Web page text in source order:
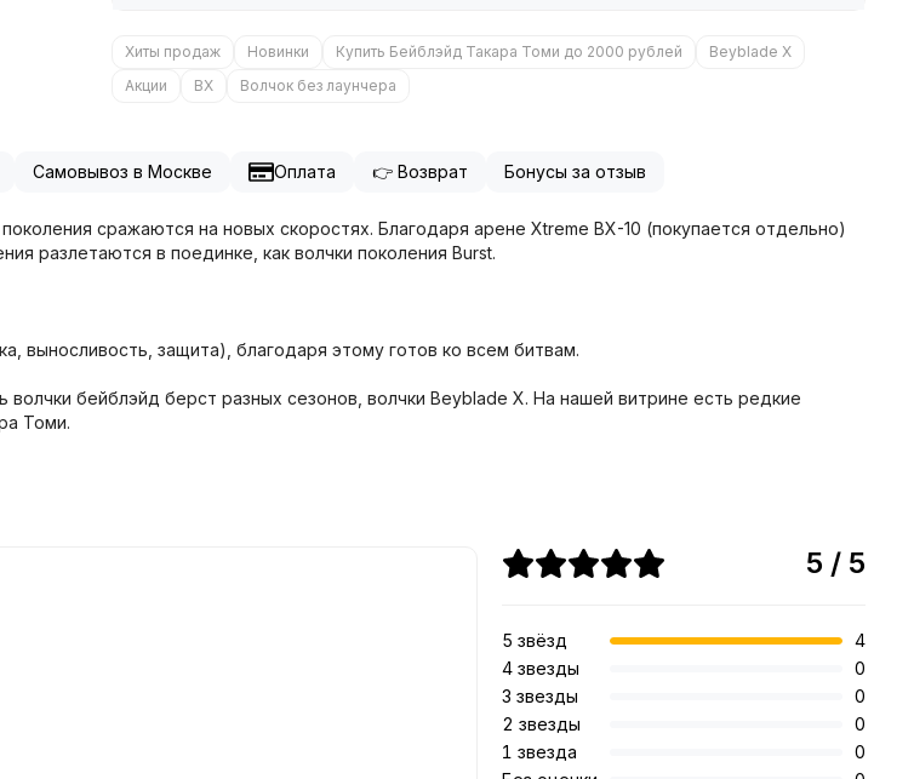
Хиты продаж Новинки Купить Бейблэйд Такара Томи до 2000 рублей
Beyblade X
Акции
BX Волчок без лаунчера
Самовывоз в Москве Оплата 👉 Возврат Бонусы за отзыв
сражаются на новых скоростях. Благодаря арене Xtreme BX-10 (покупается отдельно)
разлетаются в поединке, как волчки поколения Burst.
выносливость, защита), благодаря этому готов ко всем битвам.
бейблэйд берст разных сезонов, волчки Beyblade X. На нашей витрине есть редкие
Томи.
5 / 5
5 звёзд
4
4 звезды
0
3 звезды
0
2 звезды
0
1 звезда
0